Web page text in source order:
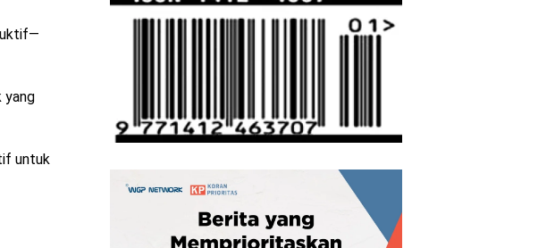
yang
untuk